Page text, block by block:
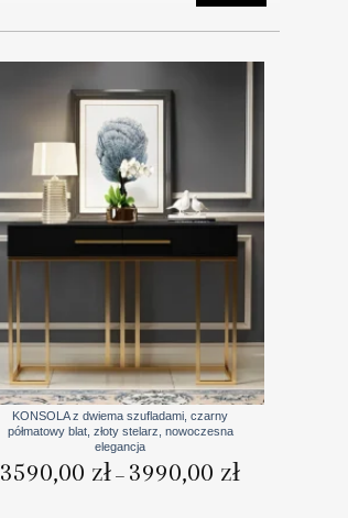
+
KONSOLA z dwiema szufladami, czarny
półmatowy blat, złoty stelarz, nowoczesna
elegancja
3590,00 zł – 3990,00 złcen: